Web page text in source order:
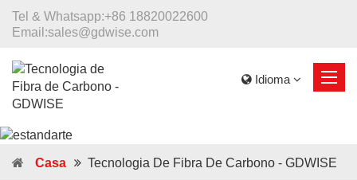
Tel & Whatsapp:+86 18820022600
Email:sales@gdwise.com
Idioma
Casa Tecnologia De Fibra De Carbono - GDWISE